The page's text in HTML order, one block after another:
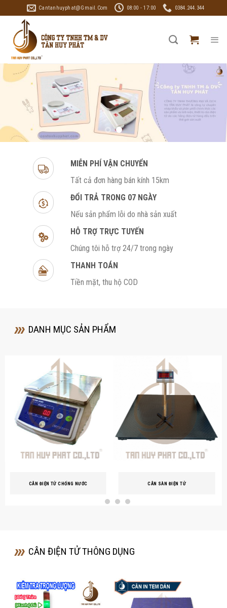
to
content
Cantanhuyphat@gmail.com 08:00 - 17:00 0384.244.344
MIỄN PHÍ VẬN CHUYỂN
Tất cả đơn hàng bán kính 15km
ĐỔI TRẢ TRONG 07 NGÀY
Nếu sản phẩm lỗi do nhà sản xuất
HỖ TRỢ TRỰC TUYẾN
Chúng tôi hỗ trợ 24/7 trong ngày
THANH TOÁN
Tiền mặt, thu hộ COD
DANH MỤC SẢN PHẨM
CÂN ĐIỆN TỬ CHỐNG NƯỚC CÂN SÀN ĐIỆN TỬ
CÂN ĐIỆN TỬ THÔNG DỤNG